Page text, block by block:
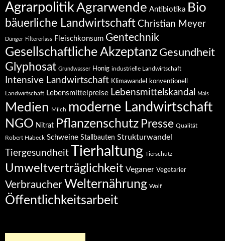
AgrarpolitikAgrarwende Antibiotika Bio
bäuerliche Landwirtschaft Christian Meyer
Dünger Filtererlass Fleischkonsum Gentechnik
Gesellschaftliche Akzeptanz Gesundheit
Glyphosat Grundwasser Honig industrielle Landwirtschaft
Intensive Landwirtschaft Klimawandel konventionell
Landwirtschaft Lebensmittelpreise Lebensmittelskandal Mais
Medien Milch moderne Landwirtschaft
NGO Nitrat Pflanzenschutz Presse Qualität
Robert Habeck Schweine Stallbauten Strukturwandel
Tiergesundheit Tierhaltung Tierschutz
Umweltverträglichkeit Veganer Vegetarier
VerbraucherWelternährung Wolf
Öffentlichkeitsarbeit